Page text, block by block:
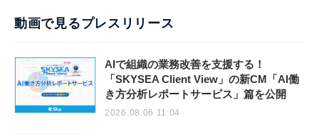
動画で見るプレスリリース
AIで組織の業務改善を支援する！
「SKYSEA Client View」の新CM「AI働
き方分析レポートサービス」篇を公開
2026.08.06 11:04